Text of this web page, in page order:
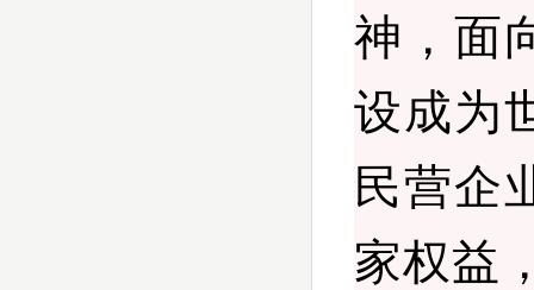
神，面
设成为
民营企
家权益